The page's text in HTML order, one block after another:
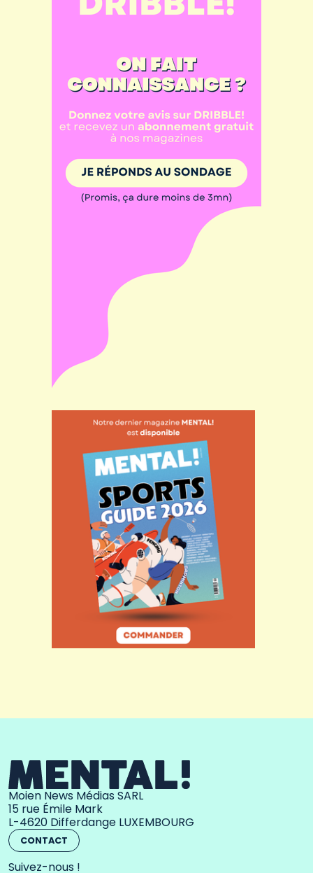
Moien News Médias SARL
15 rue Émile Mark
L-4620 Differdange LUXEMBOURG
CONTACT
Suivez-nous !